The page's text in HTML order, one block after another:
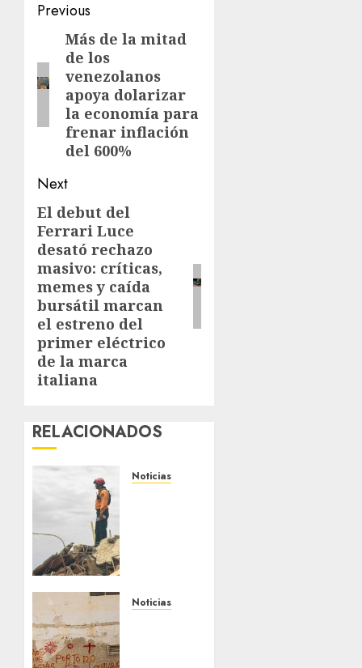
Post
navigation
Previous
Previous
post:
Más de la mitad
de los
venezolanos
apoya dolarizar
la economía para
frenar inflación
del 600%
Next
Next
post:
El debut del
Ferrari Luce
desató rechazo
masivo: críticas,
memes y caída
bursátil marcan
el estreno del
primer eléctrico
de la marca
italiana
RELACIONADOS
Noticias
terremotos
Noticias